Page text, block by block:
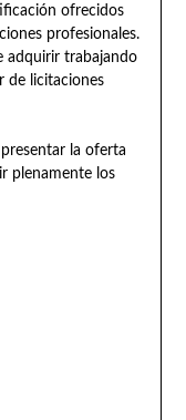
ofrecidos
profesionales.
adquirir trabajando
de licitaciones
la oferta
plenamente los